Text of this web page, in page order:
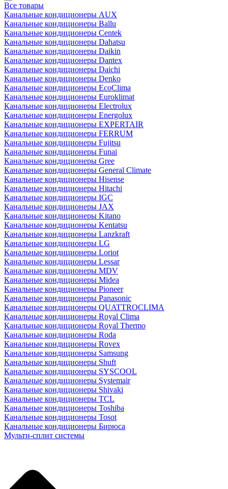
Все товары
Канальные кондиционеры AUX
Канальные кондиционеры Ballu
Канальные кондиционеры Centek
Канальные кондиционеры Dahatsu
Канальные кондиционеры Daikin
Канальные кондиционеры Dantex
Канальные кондиционеры Daichi
Канальные кондиционеры Denko
Канальные кондиционеры EcoClima
Канальные кондиционеры Euroklimat
Канальные кондиционеры Electrolux
Канальные кондиционеры Energolux
Канальные кондиционеры EXPERTAIR
Канальные кондиционеры FERRUM
Канальные кондиционеры Fujitsu
Канальные кондиционеры Funai
Канальные кондиционеры Gree
Канальные кондиционеры General Climate
Канальные кондиционеры Hisense
Канальные кондиционеры Hitachi
Канальные кондиционеры IGC
Канальные кондиционеры JAX
Канальные кондиционеры Kitano
Канальные кондиционеры Kentatsu
Канальные кондиционеры Lanzkraft
Канальные кондиционеры LG
Канальные кондиционеры Loriot
Канальные кондиционеры Lessar
Канальные кондиционеры MDV
Канальные кондиционеры Midea
Канальные кондиционеры Pioneer
Канальные кондиционеры Panasonic
Канальные кондиционеры QUATTROCLIMA
Канальные кондиционеры Royal Clima
Канальные кондиционеры Royal Thermo
Канальные кондиционеры Roda
Канальные кондиционеры Rovex
Канальные кондиционеры Samsung
Канальные кондиционеры Shuft
Канальные кондиционеры SYSCOOL
Канальные кондиционеры Systemair
Канальные кондиционеры Shivaki
Канальные кондиционеры TCL
Канальные кондиционеры Toshiba
Канальные кондиционеры Tosot
Канальные кондиционеры Бирюса
Мульти-сплит системы